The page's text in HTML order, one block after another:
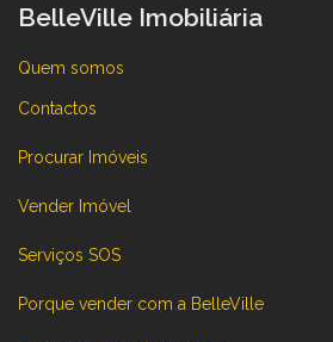
BelleVille Imobiliária
Quem somos
Contactos
Procurar Imóveis
Vender Imóvel
Serviços SOS
Porque vender com a BelleVille